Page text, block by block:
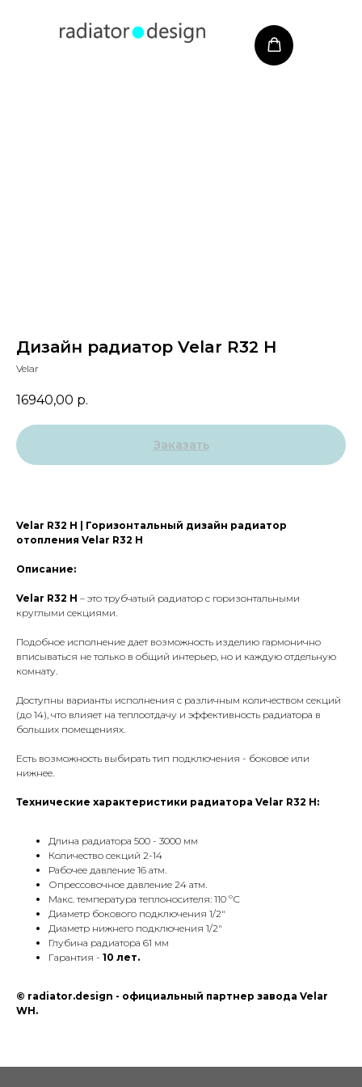
Дизайн радиатор Velar R32 H
Velar
16940,00 р.
Заказать
Velar R32 H
| Горизонтальный дизайн радиатор
отопления Velar R32 H
Описание:
Velar R32 H – это трубчатый радиатор с горизонтальными
круглыми секциями.
Подобное исполнение дает возможность изделию гармонично
вписываться не только в общий интерьер, но и каждую отдельную
комнату.
Доступны варианты исполнения с различным количеством секций
(до 14), что влияет на теплоотдачу и эффективность радиатора в
больших помещениях.
Есть возможность выбирать тип подключения - боковое или
нижнее.
Технические характеристики радиатора Velar R32 H:
Длина радиатора 500 - 3000 мм
Количество секций 2-14
Рабочее давление 16 атм.
Опрессовочное давление 24 атм.
Макс. температура теплоносителя: 110 ºС
Диаметр бокового подключения 1/2"
Диаметр нижнего подключения 1/2"
Глубина радиатора 61 мм
Гарантия - 10 лет.
© radiator.design - официальный партнер завода Velar
WH.
КОНТАКТЫ
Phone:+7 (495) 177 10 75
+7 (909) 225 70 70
Политика конфиденциальности
E-mail:info@radiator.design
© radiator.design 2025